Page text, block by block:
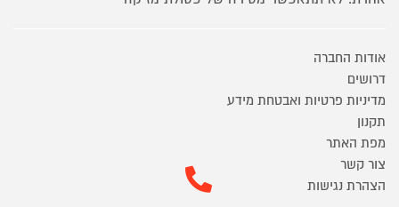
אודות החברה
דרושים
מדיניות פרטיות ואבטחת מידע
תקנון
מפת האתר
צור קשר
הצהרת נגישות